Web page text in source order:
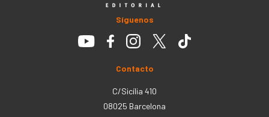
Síguenos
Contacto
C/Sicília 410
08025 Barcelona